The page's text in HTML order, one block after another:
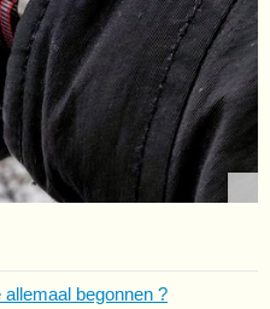
begonnen ?